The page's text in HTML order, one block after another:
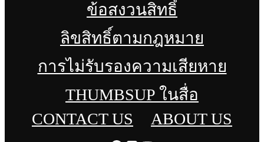
ข้อสงวนสิทธิ์
ลิขสิทธิ์ตามกฎหมาย
การไม่รับรองความเสียหาย
THUMBSUP ในสื่อ
CONTACT US
ABOUT US